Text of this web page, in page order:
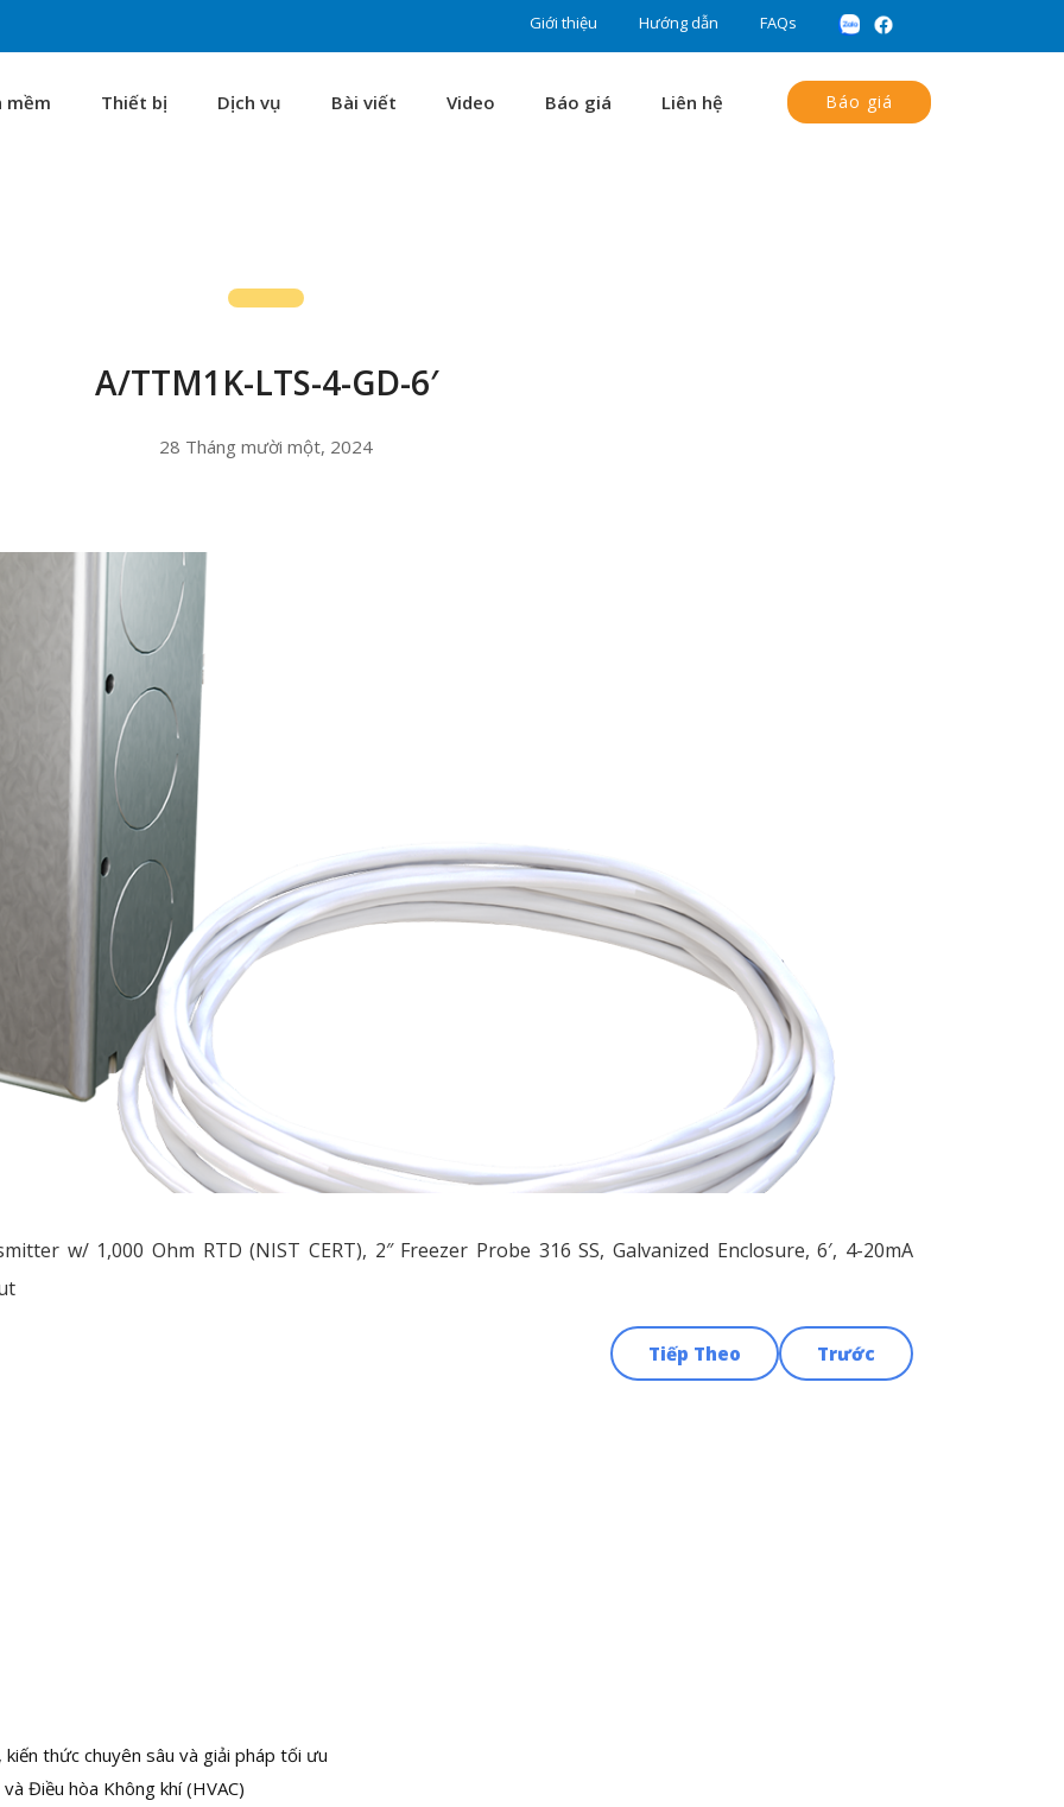
Giới thiệu Hướng dẫn FAQs
mềm Thiết bị Dịch vụ Bài viết Video Báo giá Liên hệ Báo giá
A/TTM1K-LTS-4-GD-6′
28 Tháng mười một, 2024
w/ 1,000 Ohm RTD (NIST CERT), 2″ Freezer Probe 316 SS, Galvanized Enclosure, 6′, 4-20mA
Trước
Tiếp Theo
thức chuyên sâu và giải pháp tối ưu
Điều hòa Không khí (HVAC)